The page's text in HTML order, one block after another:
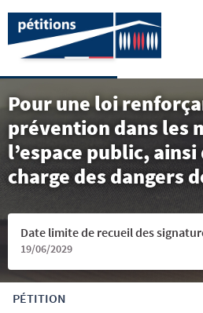
Pour une loi
prévention dans les
l’espace public,
charge des dangers
Date limite de recueil des
19/06/2029
PÉTITION